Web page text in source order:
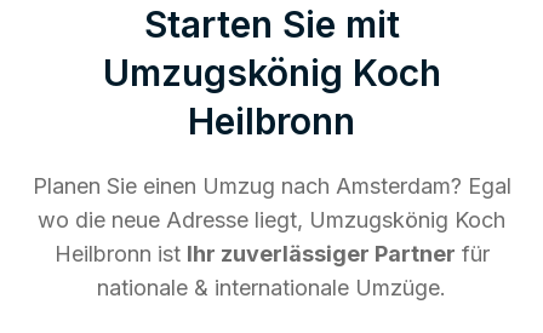
Starten Sie mit
Umzugskönig Koch
Heilbronn
Planen Sie einen Umzug nach Amsterdam? Egal
wo die neue Adresse liegt, Umzugskönig Koch
Heilbronn ist Ihr zuverlässiger Partner für
nationale & internationale Umzüge.